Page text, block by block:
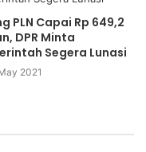
PLN Capai Rp 649,2
DPR Minta
Segera Lunasi
2021